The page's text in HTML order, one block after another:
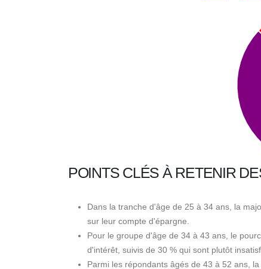
POINTS CLÉS À RETENIR
Dans la tranche d'âge de 25 à 34 ans, la
sur leur compte d'épargne.
Pour le groupe d'âge de 34 à 43 ans, le
d'intérêt, suivis de 30 % qui sont plutôt
Parmi les répondants âgés de 43 à 52 ans,